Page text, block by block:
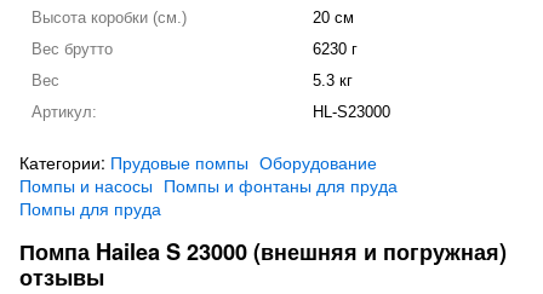
Высота коробки (см.)
20 см
Вес брутто
6230 г
Вес
5.3 кг
Артикул:
HL-S23000
Категории: Прудовые помпы Оборудование
Помпы и насосы Помпы и фонтаны для пруда
Помпы для пруда
Помпа Hailea S 23000 (внешняя и погружная)
отзывы